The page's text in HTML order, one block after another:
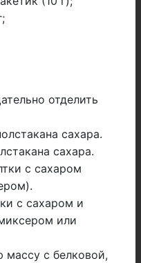
отделить
сахара.
сахара.
с сахаром
с сахаром и
или
массу с белковой,